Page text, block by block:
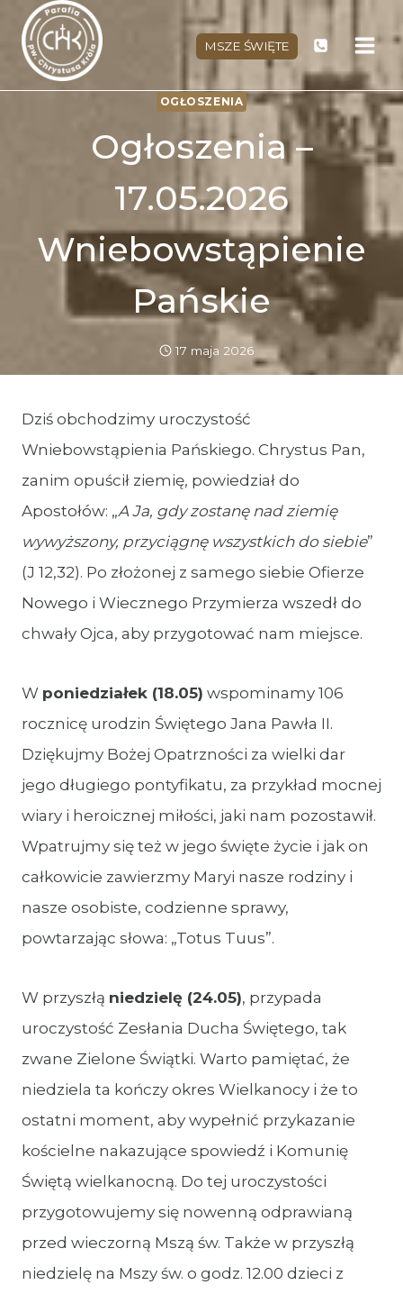
Przejdź
treści
MSZE ŚWIĘTE
OGŁOSZENIA
Ogłoszenia –
17.05.2026
Wniebowstąpienie
Pańskie
17 maja 2026
Dziś obchodzimy uroczystość
Wniebowstąpienia Pańskiego. Chrystus Pan,
zanim opuścił ziemię, powiedział do
Apostołów: „A Ja, gdy zostanę nad ziemię
wywyższony, przyciągnę wszystkich do siebie”
(J 12,32). Po złożonej z samego siebie Ofierze
Nowego i Wiecznego Przymierza wszedł do
chwały Ojca, aby przygotować nam miejsce.
W poniedziałek (18.05) wspominamy 106
rocznicę urodzin Świętego Jana Pawła II.
Dziękujmy Bożej Opatrzności za wielki dar
jego długiego pontyfikatu, za przykład mocnej
wiary i heroicznej miłości, jaki nam pozostawił.
Wpatrujmy się też w jego święte życie i jak on
całkowicie zawierzmy Maryi nasze rodziny i
nasze osobiste, codzienne sprawy,
powtarzając słowa: „Totus Tuus”.
W przyszłą niedzielę (24.05), przypada
uroczystość Zesłania Ducha Świętego, tak
zwane Zielone Świątki. Warto pamiętać, że
niedziela ta kończy okres Wielkanocy i że to
ostatni moment, aby wypełnić przykazanie
kościelne nakazujące spowiedź i Komunię
Świętą wielkanocną. Do tej uroczystości
przygotowujemy się nowenną odprawianą
przed wieczorną Mszą św. Także w przyszłą
niedzielę na Mszy św. o godz. 12.00 dzieci z